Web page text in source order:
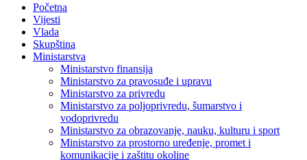
Početna
Vijesti
Vlada
Skupština
Ministarstva
Ministarstvo finansija
Ministarstvo za pravosuđe i upravu
Ministarstvo za privredu
Ministarstvo za poljoprivredu, šumarstvo i
vodoprivredu
Ministarstvo za obrazovanje, nauku, kulturu i sport
Ministarstvo za prostorno uređenje, promet i
komunikacije i zaštitu okoline